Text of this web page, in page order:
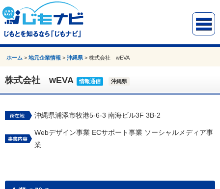
ホーム >地元企業情報 >沖縄県 >株式会社 wEVA
株式会社 wEVA 情報通信 沖縄県
沖縄県浦添市牧港5-6-3 南海ビル3F 3B-2
Webデザイン事業 ECサポート事業 ソーシャルメディア事
業